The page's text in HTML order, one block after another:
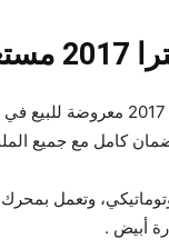
سيارة هيونداي إلنترا 2017
كامل مع جميع
أبيض .